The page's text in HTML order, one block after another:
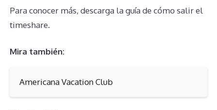
Para conocer más, descarga la guía de cómo salir el
timeshare.
Mira también:
Americana Vacation Club